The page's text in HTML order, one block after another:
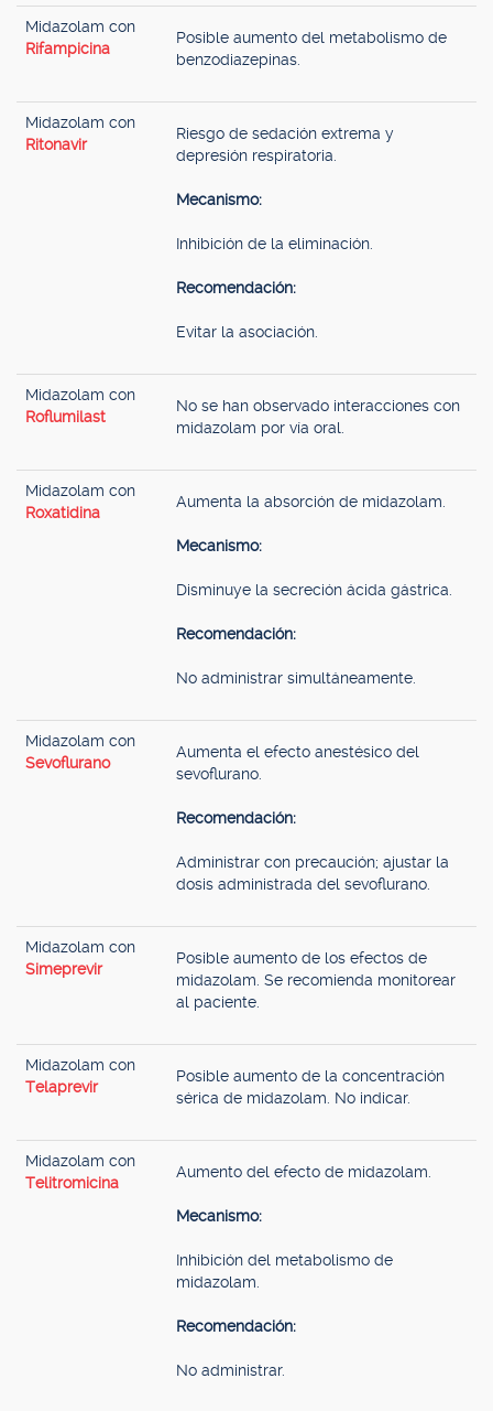
Midazolam con
Rifampicina
Posible aumento del metabolismo de
benzodiazepinas.
Midazolam con
Ritonavir
Riesgo de sedación extrema y
depresión respiratoria.
Mecanismo:
Inhibición de la eliminación.
Recomendación:
Evitar la asociación.
Midazolam con
Roflumilast
No se han observado interacciones con
midazolam por vía oral.
Midazolam con
Roxatidina
Aumenta la absorción de midazolam.
Mecanismo:
Disminuye la secreción ácida gástrica.
Recomendación:
No administrar simultáneamente.
Midazolam con
Sevoflurano
Aumenta el efecto anestésico del
sevoflurano.
Recomendación:
Administrar con precaución; ajustar la
dosis administrada del sevoflurano.
Midazolam con
Simeprevir
Posible aumento de los efectos de
midazolam. Se recomienda monitorear
al paciente.
Midazolam con
Telaprevir
Posible aumento de la concentración
sérica de midazolam. No indicar.
Midazolam con
Telitromicina
Aumento del efecto de midazolam.
Mecanismo:
Inhibición del metabolismo de
midazolam.
Recomendación:
No administrar.